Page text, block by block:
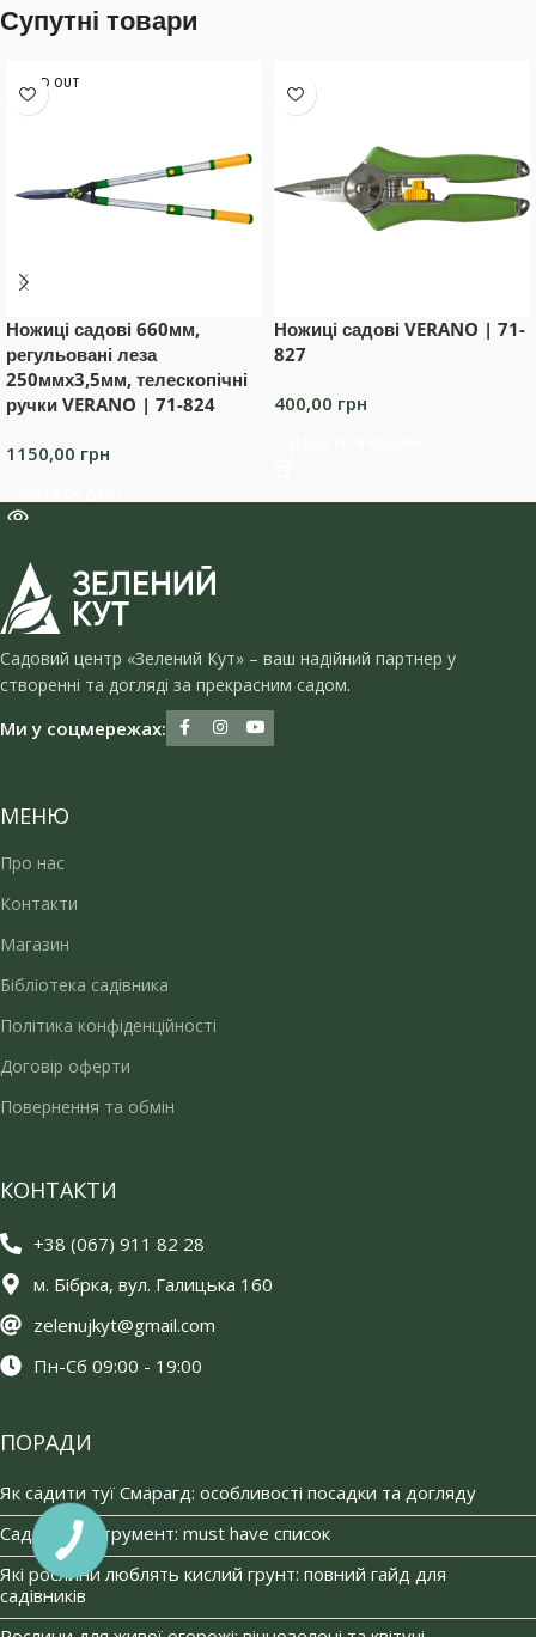
Супутні товари
SOLD OUT
Ножиці садові 660мм,
регульовані леза
250ммх3,5мм, телескопічні
ручки VERANO | 71-824
1150,00 грн
Ножиці садові VERANO | 71-
827
400,00 грн
Садовий центр «Зелений Кут» – ваш надійний партнер у
створенні та догляді за прекрасним садом.
Ми у соцмережах:
МЕНЮ
Про нас
Контакти
Магазин
Бібліотека садівника
Політика конфіденційності
Договір оферти
Повернення та обмін
КОНТАКТИ
+38 (067) 911 82 28
м. Бібрка, вул. Галицька 160
zelenujkyt@gmail.com
Пн-Сб 09:00 - 19:00
ПОРАДИ
Як садити туї Смарагд: особливості посадки та догляду
Садовий інструмент: must have список
Які рослини люблять кислий грунт: повний гайд для
садівників